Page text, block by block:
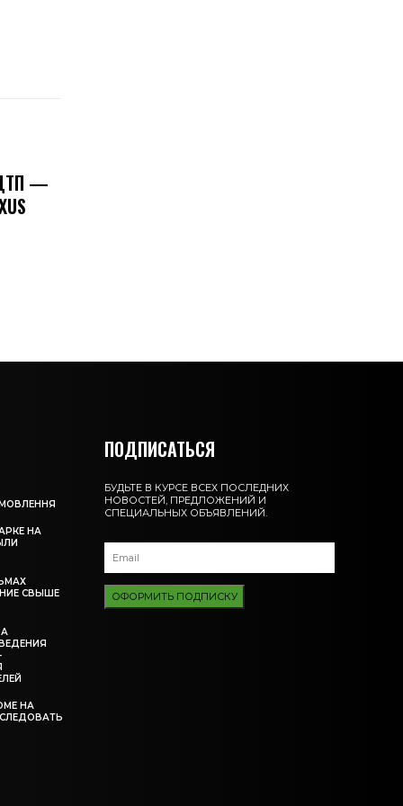
—
НА
СВЫШЕ
НА
ПОДПИСАТЬСЯ
БУДЬТЕ В КУРСЕ ВСЕХ ПОСЛЕДНИХ
НОВОСТЕЙ, ПРЕДЛОЖЕНИЙ И
СПЕЦИАЛЬНЫХ ОБЪЯВЛЕНИЙ.
ОФОРМИТЬ ПОДПИСКУ